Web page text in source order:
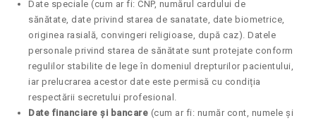
Date speciale (cum ar fi: CNP, numărul cardului de
sănătate, date privind starea de sanatate, date biometrice,
originea rasială, convingeri religioase, după caz). Datele
personale privind starea de sănătate sunt protejate conform
regulilor stabilite de lege în domeniul drepturilor pacientului,
iar prelucrarea acestor date este permisă cu condiția
respectării secretului profesional.
Date financiare și bancare (cum ar fi: număr cont, numele şi